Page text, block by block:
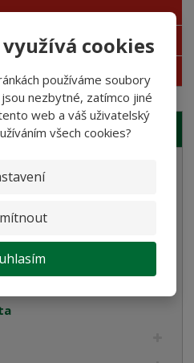
cookies
používáme soubory
nezbytné, zatímco jiné
web a váš uživatelský
všech cookies?